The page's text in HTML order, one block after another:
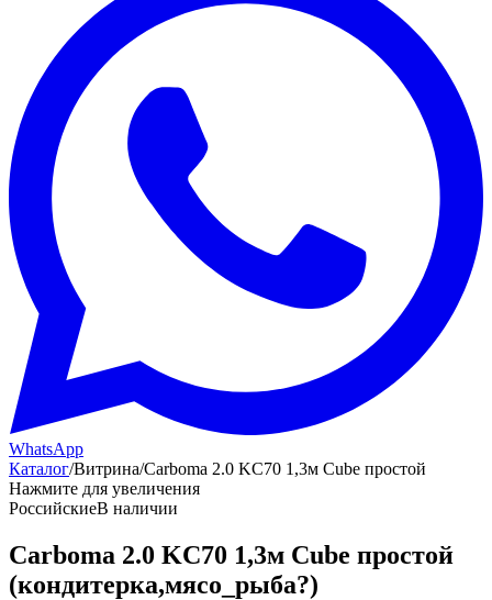
WhatsApp
Каталог/Витрина/Carboma 2.0 KC70 1,3м Cube простой
Нажмите для увеличения
РоссийскиеВ наличии
Carboma 2.0 KC70 1,3м Cube простой
(кондитерка,мясо_рыба?)